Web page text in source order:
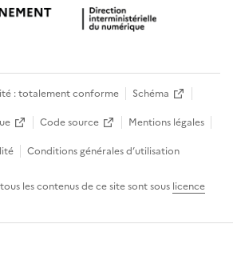
: totalement conforme
Schéma
Code source
Mentions légales
Conditions générales d’utilisation
les contenus de ce site sont sous licence